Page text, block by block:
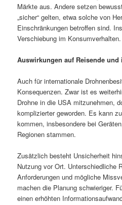
Märkte aus. Andere setzen
„sicher“ gelten, etwa solche von
Einschränkungen betroffen sind.
Verschiebung im Konsumverhalten.
Auswirkungen auf Reisende
Auch für internationale
Konsequenzen. Zwar ist es
Drohne in die USA mitzunehmen,
komplizierter geworden. Es kann
kommen, insbesondere bei
Regionen stammen.
Zusätzlich besteht Unsicherheit
Nutzung vor Ort. Unterschiedliche
Anforderungen und mögliche
machen die Planung schwieriger.
einen erhöhten